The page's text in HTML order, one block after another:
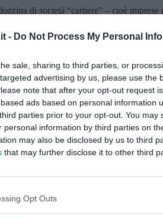
- Do Not Process My Personal
sale, sharing to third parties, or
advertising by us, please use the
note that after your opt-out request
ads based on personal information
parties prior to your opt-out. You may
information by third parties on
may also be disclosed by us to third
that may further disclose it to other third
Opt Outs
di società “cartiere” – cioè imprese
costituite appositamente per
realmente attive impegnate nella
Le “cartiere”, risultate intestate a
affini vicini all’indagato, erano distribuite
come – appunto - l’Austria.
svolto con i militari del II Nucleo
avviato una serie di accertamenti
ad individuare l’imprenditore valdarnese.
che ha coordinato le Fiamme Gialle
l’imprenditore si trova ora agli arresti